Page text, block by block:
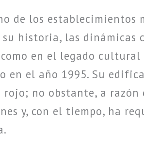
de los
historia, las dinámicas
en el legado cultural
en el año 1995. Su
no obstante, a
y, con el tiempo, ha